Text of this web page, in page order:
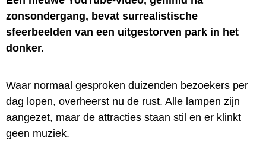
zonsondergang, bevat surrealistische
sfeerbeelden van een uitgestorven park in het
donker.
Waar normaal gesproken duizenden bezoekers per
dag lopen, overheerst nu de rust. Alle lampen zijn
aangezet, maar de attracties staan stil en er klinkt
geen muziek.